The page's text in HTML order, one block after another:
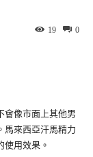
0
19
會像市面上其他男
馬來西亞汗馬精力
使用效果。